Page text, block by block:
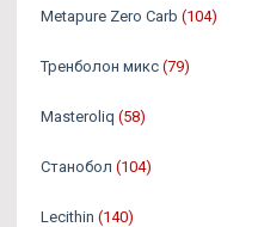
Metapure Zero Carb (104)
Тренболон микс (79)
Masteroliq (58)
Станобол (104)
Lecithin (140)